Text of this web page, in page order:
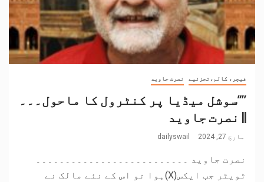
فیچر، کالم،تجزئیے نصرت جاوید
’’”سوشل میڈیا پر کنٹرول کا ماحول۔۔۔
|| نصرت جاوید
مارچ 27, 2024 dailyswail
نصرت جاوید ۔۔۔۔۔۔۔۔۔۔۔۔۔۔۔۔۔۔۔۔۔۔۔۔۔۔
ٹویٹر جب ایکس(X)ہوا تو اس کے نئے مالک نے